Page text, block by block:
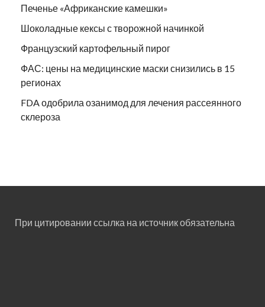
Печенье «Африканские камешки»
Шоколадные кексы с творожной начинкой
Французский картофельный пирог
ФАС: цены на медицинские маски снизились в 15
регионах
FDA одобрила озанимод для лечения рассеянного
склероза
При цитировании ссылка на источник обязательна